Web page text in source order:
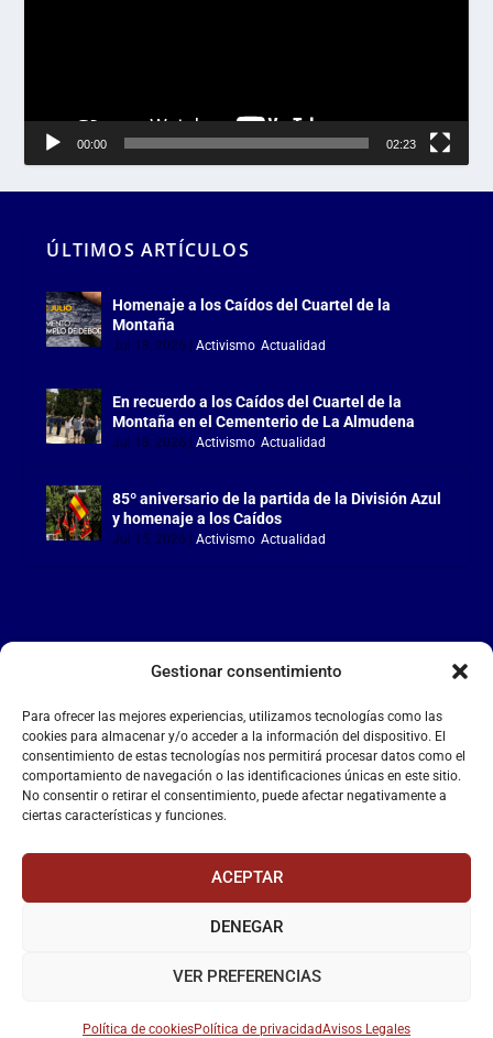
Gestionar consentimiento
Para ofrecer las mejores experiencias, utilizamos tecnologías como las
cookies para almacenar y/o acceder a la información del dispositivo. El
consentimiento de estas tecnologías nos permitirá procesar datos como el
comportamiento de navegación o las identificaciones únicas en este sitio.
No consentir o retirar el consentimiento, puede afectar negativamente a
ciertas características y funciones.
ACEPTAR
DENEGAR
VER PREFERENCIAS
Política de cookiesPolítica de privacidadAvisos Legales
00:00 02:23
ÚLTIMOS ARTÍCULOS
Homenaje a los Caídos del Cuartel de la
Montaña
Jul 18, 2026 |Activismo,Actualidad
En recuerdo a los Caídos del Cuartel de la
Montaña en el Cementerio de La Almudena
Jul 18, 2026 |Activismo,Actualidad
85º aniversario de la partida de la División Azul
y homenaje a los Caídos
Jul 15, 2026 |Activismo,Actualidad
LA FALANGE
Reproductor
de
vídeo